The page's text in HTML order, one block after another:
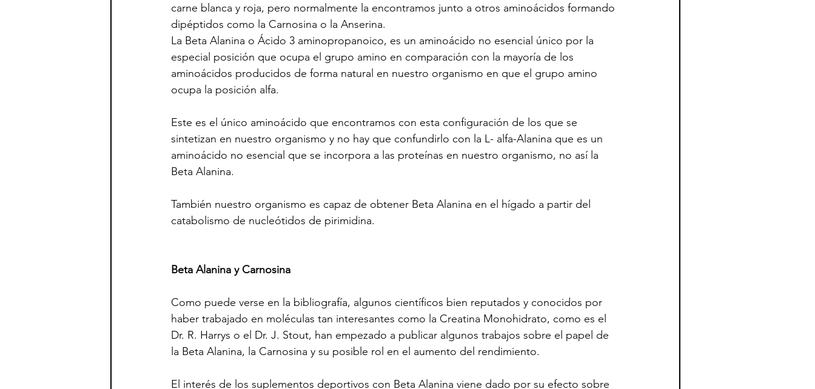
carne blanca y roja, pero normalmente la encontramos junto a otros aminoácidos formando
dipéptidos como la Carnosina o la Anserina.
La Beta Alanina o Ácido 3 aminopropanoico, es un aminoácido no esencial único por la
especial posición que ocupa el grupo amino en comparación con la mayoría de los
aminoácidos producidos de forma natural en nuestro organismo en que el grupo amino
ocupa la posición alfa.
Este es el único aminoácido que encontramos con esta configuración de los que se
sintetizan en nuestro organismo y no hay que confundirlo con la L- alfa-Alanina que es un
aminoácido no esencial que se incorpora a las proteínas en nuestro organismo, no así la
Beta Alanina.
También nuestro organismo es capaz de obtener Beta Alanina en el hígado a partir del
catabolismo de nucleótidos de pirimidina.
Beta Alanina y Carnosina
Como puede verse en la bibliografía, algunos científicos bien reputados y conocidos por
haber trabajado en moléculas tan interesantes como la Creatina Monohidrato, como es el
Dr. R. Harrys o el Dr. J. Stout, han empezado a publicar algunos trabajos sobre el papel de
la Beta Alanina, la Carnosina y su posible rol en el aumento del rendimiento.
El interés de los suplementos deportivos con Beta Alanina viene dado por su efecto sobre